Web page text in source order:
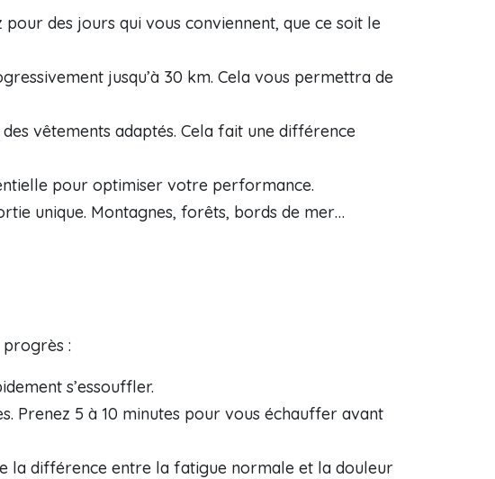
des jours qui vous conviennent, que ce soit le
jusqu’à 30 km. Cela vous permettra de
vêtements adaptés. Cela fait une différence
pour optimiser votre performance.
unique. Montagnes, forêts, bords de mer…
:
s’essouffler.
Prenez 5 à 10 minutes pour vous échauffer avant
la différence entre la fatigue normale et la douleur